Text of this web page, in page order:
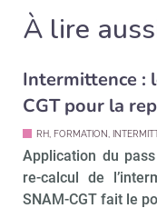
À lire
Intermittence :
CGT pour la
RH, FORMATION,
Application du
re-calcul de
SNAM-CGT fait le